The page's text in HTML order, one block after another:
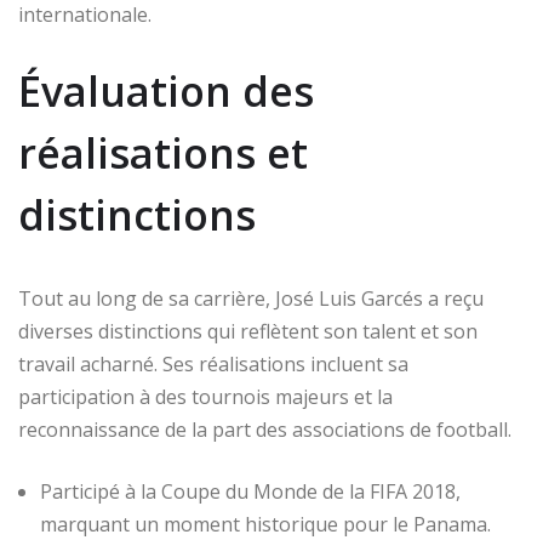
internationale.
Évaluation des
réalisations et
distinctions
Tout au long de sa carrière, José Luis Garcés a reçu
diverses distinctions qui reflètent son talent et son
travail acharné. Ses réalisations incluent sa
participation à des tournois majeurs et la
reconnaissance de la part des associations de football.
Participé à la Coupe du Monde de la FIFA 2018,
marquant un moment historique pour le Panama.